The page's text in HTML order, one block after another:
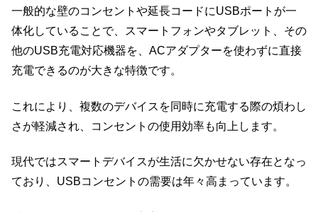
一般的な壁のコンセントや延長コードにUSBポートが一
体化していることで、スマートフォンやタブレット、その
他のUSB充電対応機器を、ACアダプターを使わずに直接
充電できるのが大きな特徴です。
これにより、複数のデバイスを同時に充電する際の煩わし
さが軽減され、コンセントの使用効率も向上します。
現代ではスマートデバイスが生活に欠かせない存在となっ
ており、USBコンセントの需要は年々高まっています。